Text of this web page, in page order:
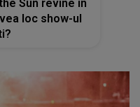
Sun revine în
loc show-ul